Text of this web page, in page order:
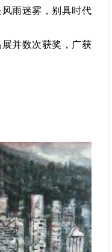
雨迷雾，别具时代
并数次获奖，广获